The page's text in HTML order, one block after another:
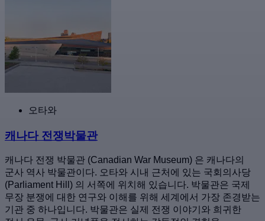
오타와
캐나다 전쟁박물관
캐나다 전쟁 박물관 (Canadian War Museum) 은 캐나다의
군사 역사 박물관이다. 오타와 시내 근처에 있는 국회의사당
(Parliament Hill) 의 서쪽에 위치해 있습니다. 박물관은 국제
무장 분쟁에 대한 연구와 이해를 위해 세계에서 가장 존경받는
기관 중 하나입니다. 박물관은 실제 전쟁 이야기와 희귀한